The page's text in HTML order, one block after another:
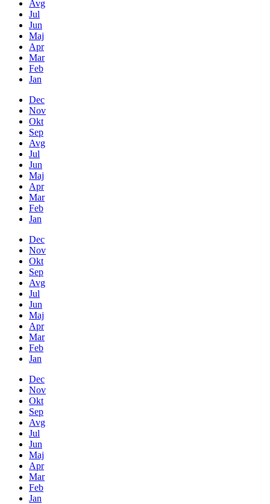
Avg
Jul
Jun
Maj
Apr
Mar
Feb
Jan
Dec
Nov
Okt
Sep
Avg
Jul
Jun
Maj
Apr
Mar
Feb
Jan
Dec
Nov
Okt
Sep
Avg
Jul
Jun
Maj
Apr
Mar
Feb
Jan
Dec
Nov
Okt
Sep
Avg
Jul
Jun
Maj
Apr
Mar
Feb
Jan